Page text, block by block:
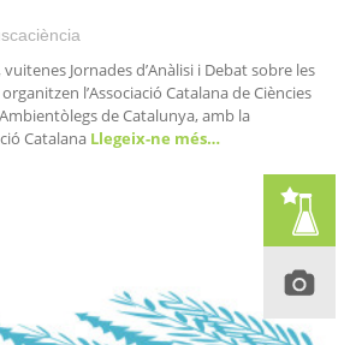
Jornades d’Anàlisi i Debat sobre les
l’Associació Catalana de Ciències
de Catalunya, amb la
Catalana Llegeix-ne més…